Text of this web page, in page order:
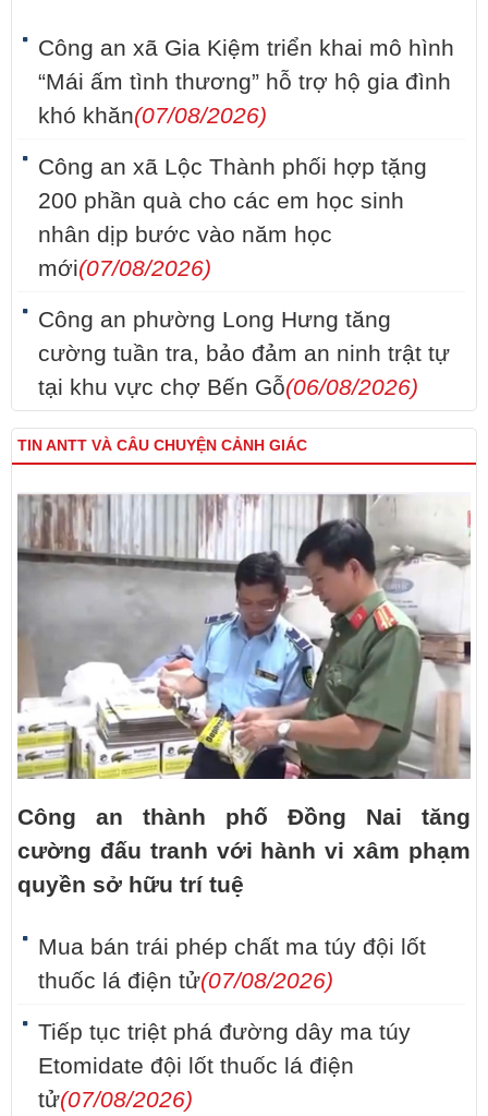
Công an xã Gia Kiệm triển khai mô hình
“Mái ấm tình thương” hỗ trợ hộ gia đình
khó khăn(07/08/2026)
Công an xã Lộc Thành phối hợp tặng
200 phần quà cho các em học sinh
nhân dịp bước vào năm học
mới(07/08/2026)
Công an phường Long Hưng tăng
cường tuần tra, bảo đảm an ninh trật tự
tại khu vực chợ Bến Gỗ(06/08/2026)
TIN ANTT VÀ CÂU CHUYỆN CẢNH GIÁC
Công an thành phố Đồng Nai tăng
cường đấu tranh với hành vi xâm phạm
quyền sở hữu trí tuệ
Mua bán trái phép chất ma túy đội lốt
thuốc lá điện tử(07/08/2026)
Tiếp tục triệt phá đường dây ma túy
Etomidate đội lốt thuốc lá điện
tử(07/08/2026)